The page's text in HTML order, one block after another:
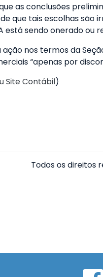
as conclusões
que tais escolhas
está sendo onerado ou
nos termos da
“apenas por
Site Contábil)
Todos os direitos